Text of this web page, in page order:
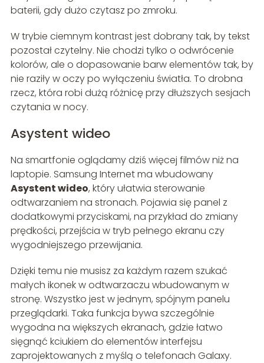
baterii, gdy dużo czytasz po zmroku.
W trybie ciemnym kontrast jest dobrany tak, by tekst
pozostał czytelny. Nie chodzi tylko o odwrócenie
kolorów, ale o dopasowanie barw elementów tak, by
nie raziły w oczy po wyłączeniu światła. To drobna
rzecz, która robi dużą różnicę przy dłuższych sesjach
czytania w nocy.
Asystent wideo
Na smartfonie oglądamy dziś więcej filmów niż na
laptopie. Samsung Internet ma wbudowany
Asystent wideo, który ułatwia sterowanie
odtwarzaniem na stronach. Pojawia się panel z
dodatkowymi przyciskami, na przykład do zmiany
prędkości, przejścia w tryb pełnego ekranu czy
wygodniejszego przewijania.
Dzięki temu nie musisz za każdym razem szukać
małych ikonek w odtwarzaczu wbudowanym w
stronę. Wszystko jest w jednym, spójnym panelu
przeglądarki. Taka funkcja bywa szczególnie
wygodna na większych ekranach, gdzie łatwo
sięgnąć kciukiem do elementów interfejsu
zaprojektowanych z myślą o telefonach Galaxy.